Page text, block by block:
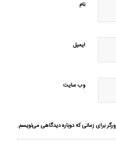
نام
ایمیل
وب‌ سایت
برای زمانی که دوباره دیدگاهی می‌نویسم.